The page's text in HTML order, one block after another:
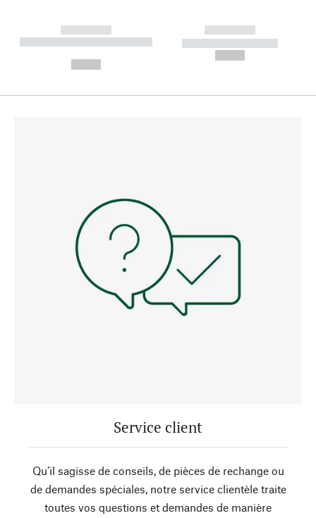
------------
----------- ----------- --------
------------
----------- -----------
Service client
Qu’il sagisse de conseils, de pièces de rechange ou
de demandes spéciales, notre service clientèle traite
toutes vos questions et demandes de manière